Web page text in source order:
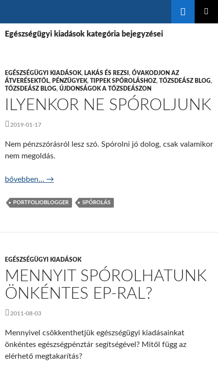
A
TARTALOMBA
Egészségügyi kiadások kategória bejegyzései
EGÉSZSÉGÜGYI KIADÁSOK, LAKÁS ÉS REZSI , ÓVAKODJON AZ
ÁTVERÉSEKTŐL, PÉNZÜGYEK, TIPPEK SPÓROLÁSHOZ, TŐZSDEÁSZ BLOG,
TŐZSDEÁSZ BLOG, ÚJDONSÁGOK A TŐZSDEÁSZON
ILYENKOR NE SPÓROLJUNK
2019-01-17
Nem pénzszórásról lesz szó. Spórolni jó dolog, csak valamikor
nem megoldás.
Ilyenkor ne spóroljunk
bővebben… →
PORTFOLIOBLOGGER SPÓROLÁS
EGÉSZSÉGÜGYI KIADÁSOK
MENNYIT SPÓROLHATUNK
ÖNKÉNTES EP-RAL?
2011-08-03
Mennyivel csökkenthetjük egészségügyi kiadásainkat
önkéntes egészségpénztár segítségével? Mitől függ az
elérhető megtakarítás?